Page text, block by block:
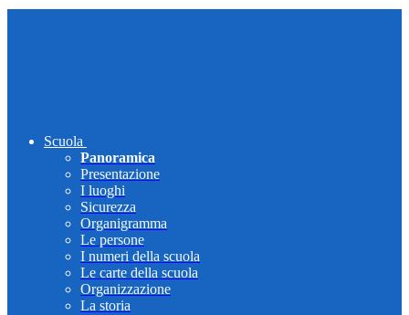
Scuola
Panoramica
Presentazione
I luoghi
Sicurezza
Organigramma
Le persone
I numeri della scuola
Le carte della scuola
Organizzazione
La storia